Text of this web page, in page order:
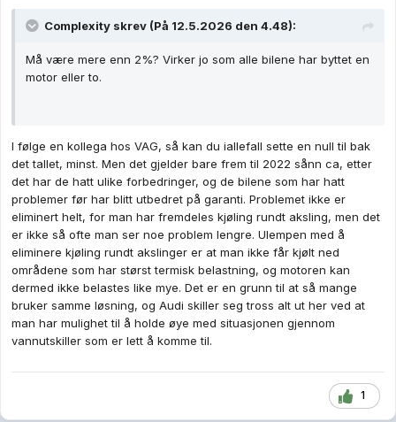
Complexity skrev (På 12.5.2026 den 4.48):
Må være mere enn 2%? Virker jo som alle bilene har byttet en
motor eller to.
I følge en kollega hos VAG, så kan du iallefall sette en null til bak
det tallet, minst. Men det gjelder bare frem til 2022 sånn ca, etter
det har de hatt ulike forbedringer, og de bilene som har hatt
problemer før har blitt utbedret på garanti. Problemet ikke er
eliminert helt, for man har fremdeles kjøling rundt aksling, men det
er ikke så ofte man ser noe problem lengre. Ulempen med å
eliminere kjøling rundt akslinger er at man ikke får kjølt ned
områdene som har størst termisk belastning, og motoren kan
dermed ikke belastes like mye. Det er en grunn til at så mange
bruker samme løsning, og Audi skiller seg tross alt ut her ved at
man har mulighet til å holde øye med situasjonen gjennom
vannutskiller som er lett å komme til.
1